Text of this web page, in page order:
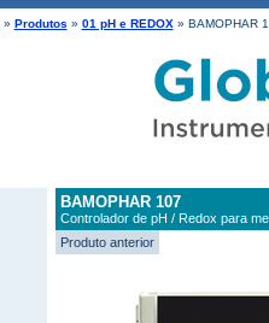
» Produtos » 01 pH e REDOX» BAMOPHAR
BAMOPHAR 107
Controlador de pH / Redox para
Produto anterior